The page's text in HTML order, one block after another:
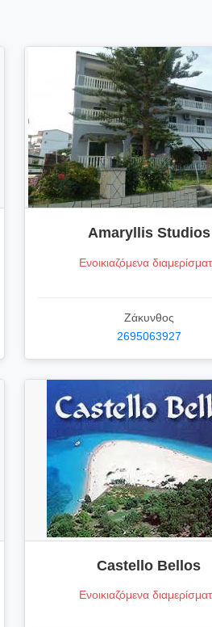
Amaryllis Studios
Ενοικιαζόμενα
Ζάκυνθος
2695063927
Castello Bellos
Ενοικιαζόμενα